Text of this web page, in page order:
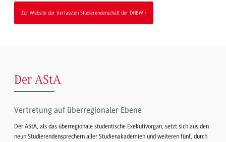
Zur Website der Verfassten Studierendenschaft der DHBW
Der AStA
Vertretung auf überregionaler Ebene
Der AStA, als das überregionale studentische Exekutivorgan, setzt sich aus den
neun Studierendensprechern aller Studienakademien und weiteren fünf, durch